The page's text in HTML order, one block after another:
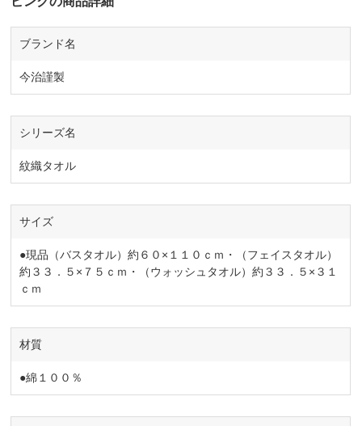
ブランド名
今治謹製
シリーズ名
紋織タオル
サイズ
●現品（バスタオル）約６０×１１０ｃｍ・（フェイスタオル）
約３３．５×７５ｃｍ・（ウォッシュタオル）約３３．５×３１
ｃｍ
材質
●綿１００％